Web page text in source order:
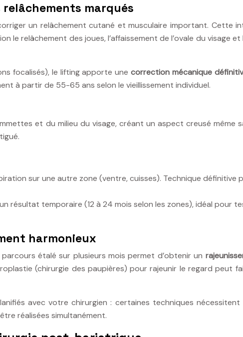
marqués
un relâchement cutané et musculaire important. Cette
relâchement des joues, l’affaissement de l’ovale du visage
focalisés), le lifting apporte unecorrection mécanique
à partir de 55-65 ans selon le vieillissement individuel.
et du milieu du visage, créant un aspect creusé
sur une autre zone (ventre, cuisses). Technique définitive
résultat temporaire (12 à 24 mois selon les zones), idéal pour
harmonieux
étalé sur plusieurs mois permet d’obtenir un
(chirurgie des paupières) pour rajeunir le regard peut
avec votre chirurgien : certaines techniques
réalisées simultanément.